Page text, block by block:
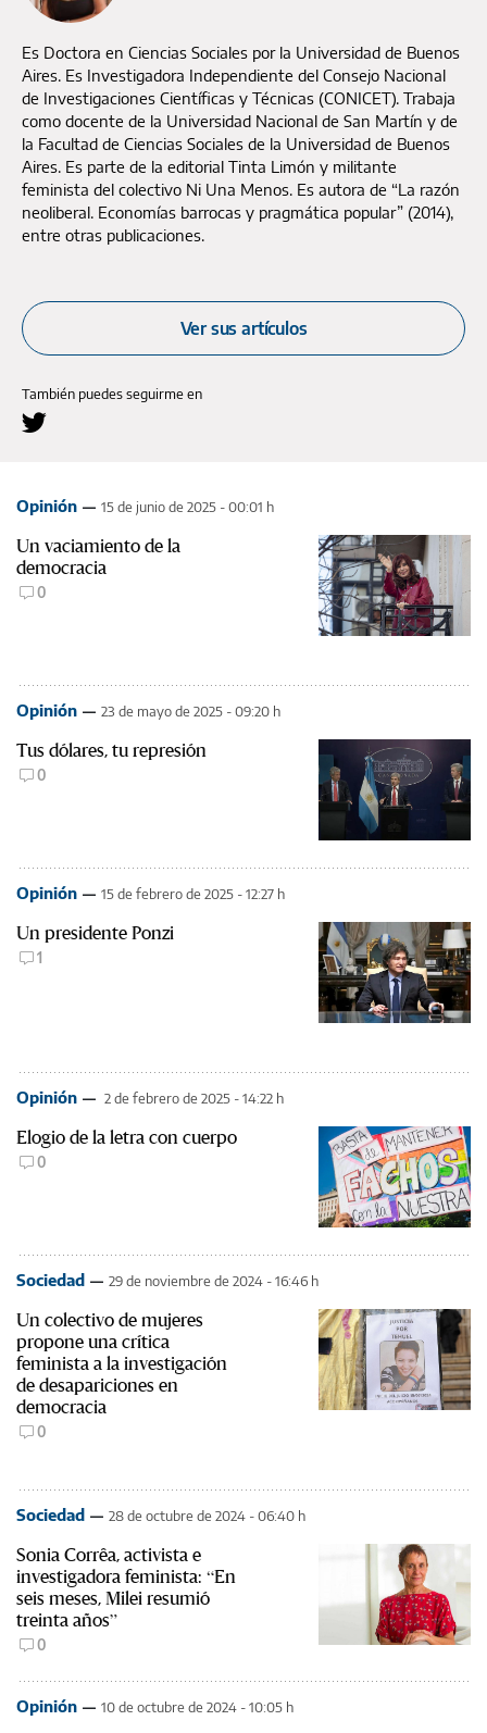
Es Doctora en Ciencias Sociales por la Universidad de Buenos
Aires. Es Investigadora Independiente del Consejo Nacional
de Investigaciones Científicas y Técnicas (CONICET). Trabaja
como docente de la Universidad Nacional de San Martín y de
la Facultad de Ciencias Sociales de la Universidad de Buenos
Aires. Es parte de la editorial Tinta Limón y militante
feminista del colectivo Ni Una Menos. Es autora de “La razón
neoliberal. Economías barrocas y pragmática popular” (2014),
entre otras publicaciones.
Ver sus artículos
También puedes seguirme en
Opinión 15 de junio de 2025 - 00:01 h
Un vaciamiento de la
democracia
0
Opinión 23 de mayo de 2025 - 09:20 h
Tus dólares, tu represión
0
Opinión 15 de febrero de 2025 - 12:27 h
Un presidente Ponzi
1
Opinión 2 de febrero de 2025 - 14:22 h
Elogio de la letra con cuerpo
0
Sociedad 29 de noviembre de 2024 - 16:46 h
Un colectivo de mujeres
propone una crítica
feminista a la investigación
de desapariciones en
democracia
0
Sociedad 28 de octubre de 2024 - 06:40 h
Sonia Corrêa, activista e
investigadora feminista: “En
seis meses, Milei resumió
treinta años”
0
Opinión 10 de octubre de 2024 - 10:05 h